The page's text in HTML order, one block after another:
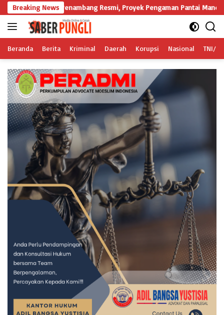
Langsung
ke
konten
Breaking NewsResmi, Proyek Pengaman Pantai Mandiri Sejati Sudah
Beranda Berita Kriminal Daerah Korupsi Nasional TNI/